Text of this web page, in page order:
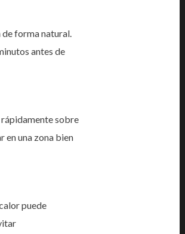
forma natural.
antes de
sobre
en una zona bien
puede